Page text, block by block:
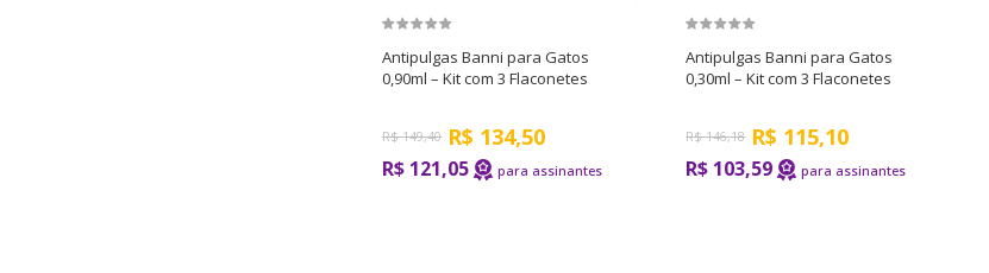
Antipulgas Banni para Gatos
0,90ml – Kit com 3 Flaconetes
R$ 149,40 R$ 134,50
R$ 121,05
Antipulgas Banni para Gatos
0,30ml – Kit com 3 Flaconetes
R$ 146,18 R$ 115,10
R$ 103,59